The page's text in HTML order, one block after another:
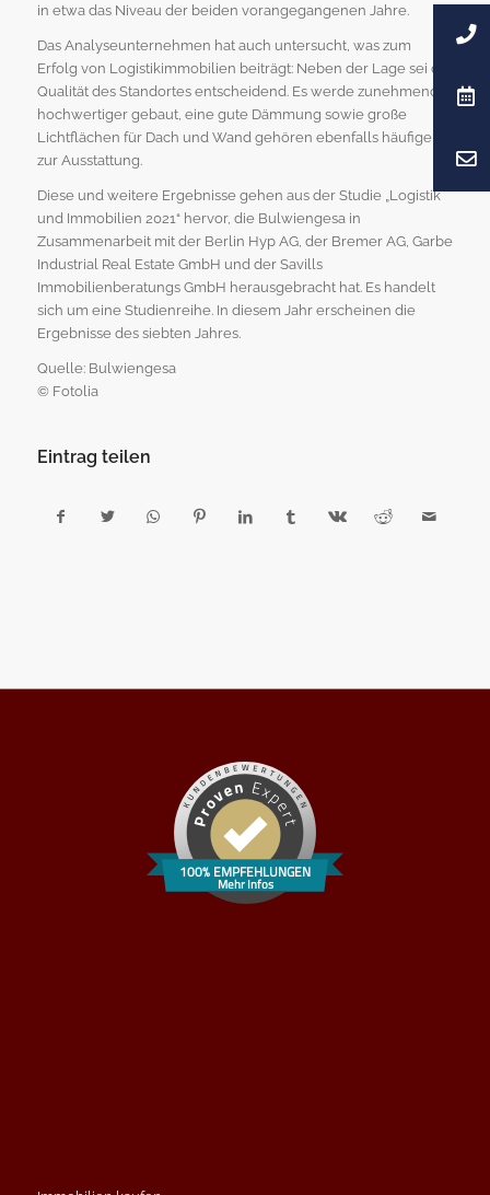
in etwa das Niveau der beiden vorangegangenen Jahre.
Das Analyseunternehmen hat auch untersucht, was zum
Erfolg von Logistikimmobilien beiträgt: Neben der Lage sei die
Qualität des Standortes entscheidend. Es werde zunehmend
hochwertiger gebaut, eine gute Dämmung sowie große
Lichtflächen für Dach und Wand gehören ebenfalls häufiger
zur Ausstattung.
Diese und weitere Ergebnisse gehen aus der Studie „Logistik
und Immobilien 2021“ hervor, die Bulwiengesa in
Zusammenarbeit mit der Berlin Hyp AG, der Bremer AG, Garbe
Industrial Real Estate GmbH und der Savills
Immobilienberatungs GmbH herausgebracht hat. Es handelt
sich um eine Studienreihe. In diesem Jahr erscheinen die
Ergebnisse des siebten Jahres.
Quelle: Bulwiengesa
© Fotolia
Eintrag teilen
100% EMPFEHLUNGEN
Mehr Infos